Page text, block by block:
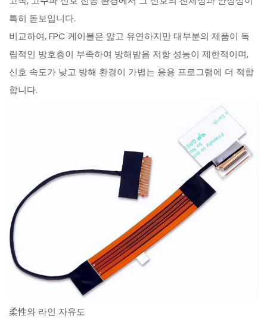
특히 돋보입니다.
비교하여, FPC 케이블은 얇고 유연하지만 대부분의 제품이 독
립적인 방호층이 부족하여 방해받음 저항 성능이 제한적이며,
신호 속도가 낮고 방해 환경이 가볍는 응용 프로그램에 더 적합
합니다.
柔性와 라인 자유도